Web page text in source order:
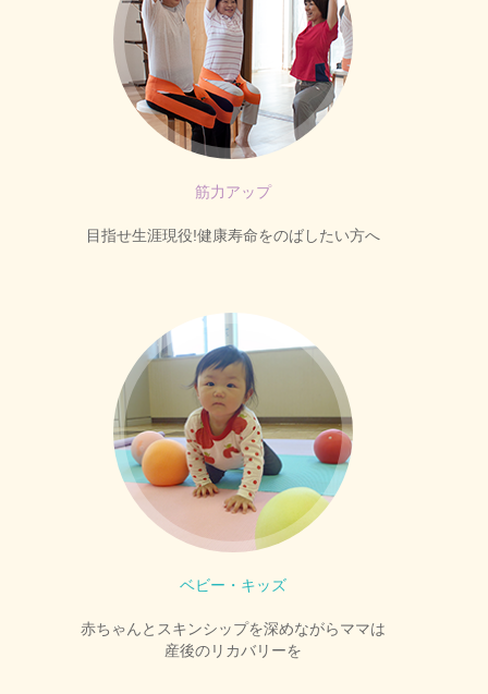
筋力アップ
目指せ生涯現役!健康寿命をのばしたい方へ
ベビー・キッズ
赤ちゃんとスキンシップを深めながらママは
産後のリカバリーを